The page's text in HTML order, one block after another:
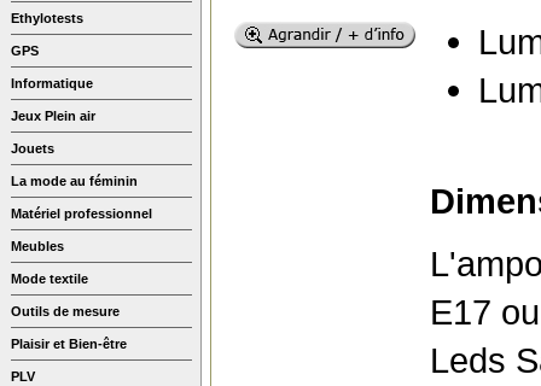
Ethylotests
GPS
Informatique
Jeux Plein air
Jouets
La mode au féminin
Matériel professionnel
Meubles
Mode textile
Outils de mesure
Plaisir et Bien-être
PLV
E17
Leds